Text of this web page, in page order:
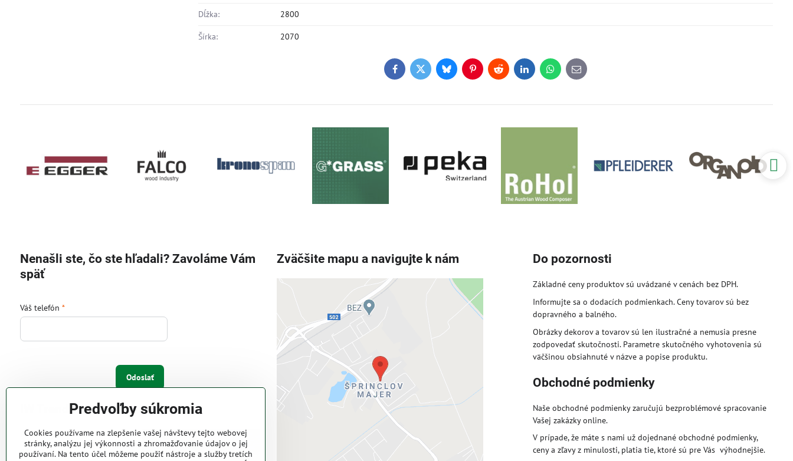
Dĺžka: 2800
Šírka: 2070
FacebookTwitterBlueskyPinterestRedditLinkedInWhatsApp
E-
mail
Nenašli ste, čo ste hľadali? Zavoláme Vám
späť
Váš telefón *
Odoslať
IW Trend s.r.o.
Pri Majeri 6
831 06 Bratislava
Zväčšite mapu a navigujte k nám
Externý obsah je blokovaný
Prajete si načítať externý obsah?
Povoliť tentokrát
Povoliť a zapamätať - súhlas s druhom
cookie: Funkčné
Otvoriť obsah v novom okne
Do pozornosti
Základné ceny produktov sú uvádzané v cenách bez DPH.
Informujte sa o dodacích podmienkach. Ceny tovarov sú bez
dopravného a balného.
Obrázky dekorov a tovarov sú len ilustračné a nemusia presne
zodpovedať skutočnosti. Parametre skutočného vyhotovenia sú
väčšinou obsiahnuté v názve a popise produktu.
Obchodné podmienky
Naše obchodné podmienky zaručujú bezproblémové spracovanie
Vašej zakázky online.
V prípade, že máte s nami už dojednané obchodné podmienky,
ceny a zľavy z minulosti, platia tie, ktoré sú pre Vás výhodnejšie.
Predvoľby súkromia
Cookies používame na zlepšenie vašej návštevy tejto webovej
stránky, analýzu jej výkonnosti a zhromažďovanie údajov o jej
používaní. Na tento účel môžeme použiť nástroje a služby tretích